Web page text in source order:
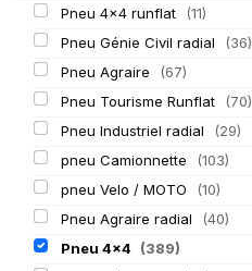
Pneu 4x4 runflat
(11)
Pneu Génie Civil radial
(36)
Pneu Agraire
(67)
Pneu Tourisme Runflat
(70)
Pneu Industriel radial
(29)
pneu Camionnette
(103)
pneu Velo / MOTO
(10)
Pneu Agraire radial
(40)
Pneu 4x4 (389)